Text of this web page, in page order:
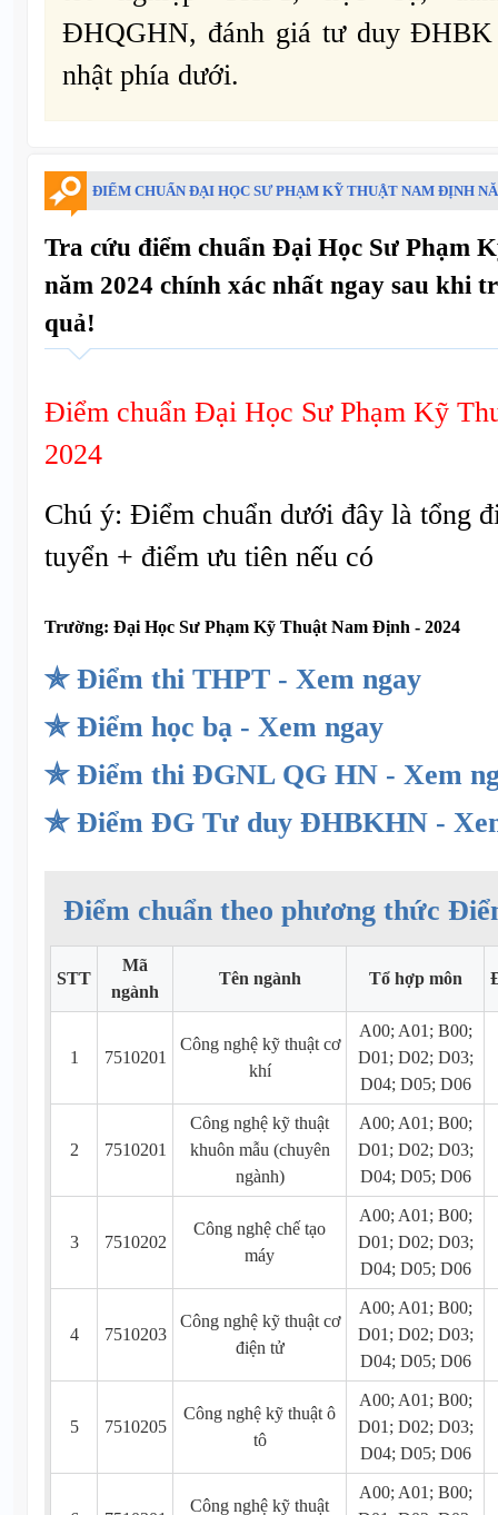
ĐHQGHN, đánh giá tư duy
nhật phía dưới.
ĐIỂM CHUẨN ĐẠI HỌC SƯ PHẠM KỸ THUẬT NAM ĐỊNH
Tra cứu điểm chuẩn Đại Học Sư Phạm
năm 2024 chính xác nhất ngay sau khi
quả!
Điểm chuẩn Đại Học Sư Phạm Kỹ
2024
Chú ý: Điểm chuẩn dưới đây là tổng
tuyển + điểm ưu tiên nếu có
Trường: Đại Học Sư Phạm Kỹ Thuật Nam Định - 2024
✯ Điểm thi THPT - Xem ngay
✯ Điểm học bạ - Xem ngay
✯ Điểm thi ĐGNL QG HN - Xem
✯ Điểm ĐG Tư duy ĐHBKHN -
Điểm chuẩn theo phương thức
STT
Mã
ngành
Tên ngành Tổ hợp môn
1 7510201
Công nghệ kỹ thuật cơ
khí
A00; A01; B00;
D01; D02; D03;
D04; D05; D06
2 7510201
Công nghệ kỹ thuật
khuôn mẫu (chuyên
ngành)
A00; A01; B00;
D01; D02; D03;
D04; D05; D06
3 7510202
Công nghệ chế tạo
máy
A00; A01; B00;
D01; D02; D03;
D04; D05; D06
4 7510203
Công nghệ kỹ thuật cơ
điện tử
A00; A01; B00;
D01; D02; D03;
D04; D05; D06
5 7510205
Công nghệ kỹ thuật ô
tô
A00; A01; B00;
D01; D02; D03;
D04; D05; D06
Công nghệ kỹ thuật
A00; A01; B00;